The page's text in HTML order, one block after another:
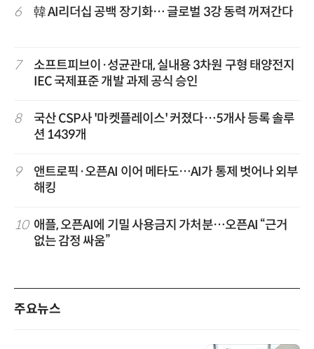
6 韓 AI리더십 공백 장기화… 글로벌 3강 동력 꺼져간다
7
소프트피브이·성균관대, 실내용 3차원 구형 태양전지
IEC 국제표준 개발 과제 공식 승인
8
국산 CSP사 '마켓플레이스' 커졌다…5개사 등록 솔루
션 1439개
9
앤트로픽·오픈AI 이어 메타도…AI가 통제 벗어나 외부
해킹
10 애플, 오픈AI에 기밀 사용금지 가처분…오픈AI “근거
없는 감정 싸움”
주요뉴스